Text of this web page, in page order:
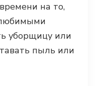
на то,
уборщицу или
пыль или